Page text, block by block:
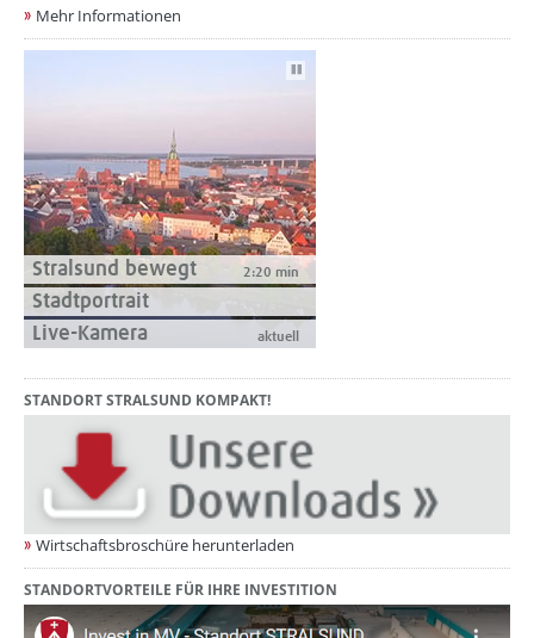
Mehr Informationen
Stralsund bewegt 2:20 min
Stadtportrait
Live-Kamera
aktuell
Autoplay
STANDORT STRALSUND KOMPAKT!
Wirtschaftsbroschüre herunterladen
STANDORTVORTEILE FÜR IHRE INVESTITION